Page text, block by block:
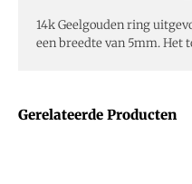
Gerelateerde Producten
14k Geelgouden ring
een breedte van 5mm. Het